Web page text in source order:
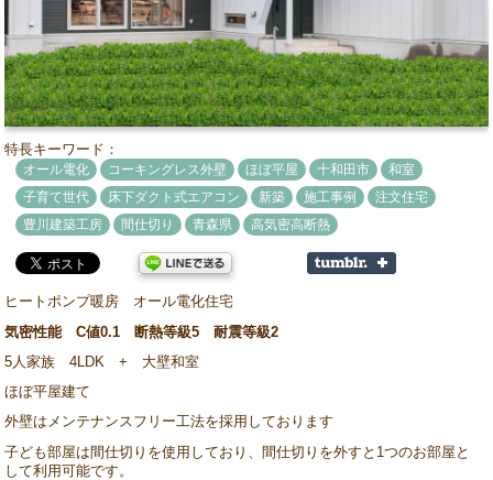
特長キーワード：
オール電化 コーキングレス外壁 ほぼ平屋 十和田市 和室
子育て世代 床下ダクト式エアコン 新築 施工事例 注文住宅
豊川建築工房 間仕切り 青森県 高気密高断熱
ヒートポンプ暖房 オール電化住宅
気密性能 C値0.1 断熱等級5 耐震等級2
5人家族 4LDK + 大壁和室
ほぼ平屋建て
外壁はメンテナンスフリー工法を採用しております
子ども部屋は間仕切りを使用しており、間仕切りを外すと1つのお部屋と
して利用可能です。